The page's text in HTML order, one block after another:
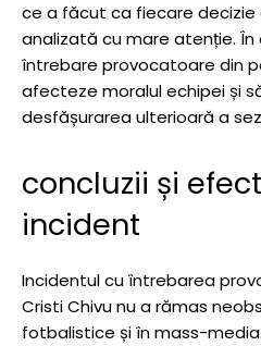
ce a făcut ca fiecare decizie
analizată cu mare atenție. În
întrebare provocatoare din
afecteze moralul echipei și
desfășurarea ulterioară a
concluzii și
incident
Incidentul cu întrebarea
Cristi Chivu nu a rămas
fotbalistice și în mass-